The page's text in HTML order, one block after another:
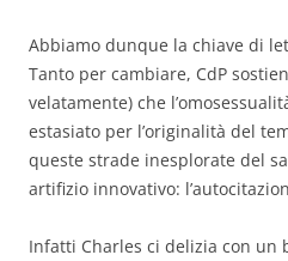
Abbiamo dunque la chiave di
Tanto per cambiare, CdP
velatamente) che
estasiato per l’originalità del
queste strade inesplorate del
artifizio innovativo:
Infatti Charles ci delizia con un